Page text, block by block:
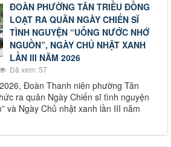
ĐOÀN PHƯỜNG TÂN TRIỀU ĐỒNG
LOẠT RA QUÂN NGÀY CHIẾN SĨ
TÌNH NGUYỆN “UỐNG NƯỚC NHỚ
NGUỒN”, NGÀY CHỦ NHẬT XANH
LẦN III NĂM 2026
Đã xem: 57
Đoàn Thanh niên phường Tân
ra quân Ngày Chiến sĩ tình nguyện
và Ngày Chủ nhật xanh lần III năm